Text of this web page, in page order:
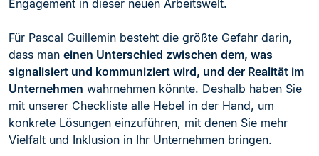
Engagement in dieser neuen Arbeitswelt.
Für Pascal Guillemin besteht die größte Gefahr darin,
dass man einen Unterschied zwischen dem, was
signalisiert und kommuniziert wird, und der Realität im
Unternehmen wahrnehmen könnte. Deshalb haben Sie
mit unserer Checkliste alle Hebel in der Hand, um
konkrete Lösungen einzuführen, mit denen Sie mehr
Vielfalt und Inklusion in Ihr Unternehmen bringen.